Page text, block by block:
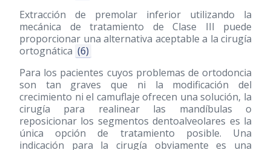
Extracción de premolar inferior utilizando la
mecánica de tratamiento de Clase III puede
proporcionar una alternativa aceptable a la cirugía
ortognática (6)
Para los pacientes cuyos problemas de ortodoncia
son tan graves que ni la modificación del
crecimiento ni el camuflaje ofrecen una solución, la
cirugía para realinear las mandíbulas o
reposicionar los segmentos dentoalveolares es la
única opción de tratamiento posible. Una
indicación para la cirugía obviamente es una